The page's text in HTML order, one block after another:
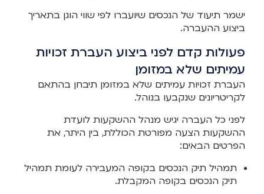
ישמר תיעוד של הנכסים שיועברו לפי שווי הוגן בתאריך
ביצוע ההעברה.
פעולות קדם לפני ביצוע העברת זכויות
עמיתים שלא במזומן
העברת זכויות עמיתים שלא במזומן תיבחן בהתאם
לקריטריונים שנקבעו בנוהל.
לפני כל העברה יגיש מנהל ההשקעות לועדת
ההשקעות הצעה מפורטת הכוללת, בין היתר, את
הפרטים הבאים:
תמהיל תיק הנכסים בקופה המעבירה לעומת תמהיל
תיק הנכסים בקופה המקבלת.